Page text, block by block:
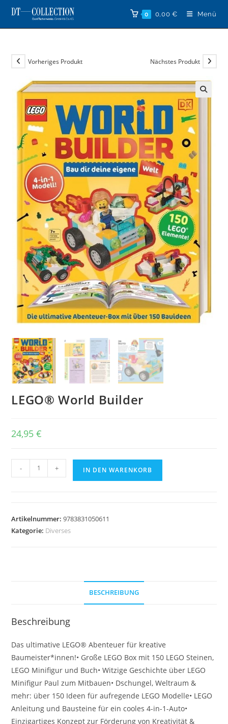
Zum
Inhalt
springen
0 0,00 € Menü
Vorheriges Produkt Nächstes Produkt
LEGO® World Builder
24,95€
World
- + IN DEN WARENKORB
Artikelnummer:9783831050611
Kategorie: Diverses
BESCHREIBUNG
Beschreibung
Das ultimative LEGO® Abenteuer für kreative
Baumeister*innen!• Große LEGO Box mit 150 LEGO Steinen,
LEGO Minifigur und Buch• Witzige Geschichte über LEGO
Minifigur Paul zum Mitbauen• Dschungel, Weltraum &
mehr: über 150 Ideen für aufregende LEGO Modelle• LEGO
Anleitung und Bausteine für ein cooles 4-in-1-Auto•
Einzigartiges Konzept zur Förderung von Kreativität &